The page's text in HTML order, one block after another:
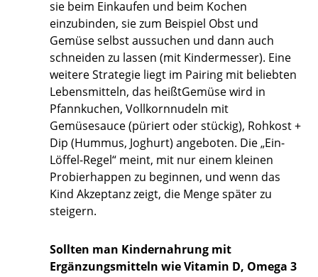
sie beim Einkaufen und beim Kochen
einzubinden, sie zum Beispiel Obst und
Gemüse selbst aussuchen und dann auch
schneiden zu lassen (mit Kindermesser). Eine
weitere Strategie liegt im Pairing mit beliebten
Lebensmitteln, das heißtGemüse wird in
Pfannkuchen, Vollkornnudeln mit
Gemüsesauce (püriert oder stückig), Rohkost +
Dip (Hummus, Joghurt) angeboten. Die „Ein-
Löffel-Regel“ meint, mit nur einem kleinen
Probierhappen zu beginnen, und wenn das
Kind Akzeptanz zeigt, die Menge später zu
steigern.
Sollten man Kindernahrung mit
Ergänzungsmitteln wie Vitamin D, Omega 3